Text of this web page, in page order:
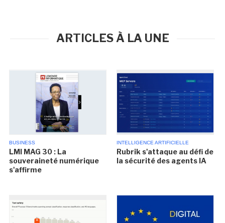
ARTICLES À LA UNE
BUSINESS
LMI MAG 30 : La
souveraineté numérique
s'affirme
INTELLIGENCE ARTIFICIELLE
Rubrik s'attaque au défi de
la sécurité des agents IA